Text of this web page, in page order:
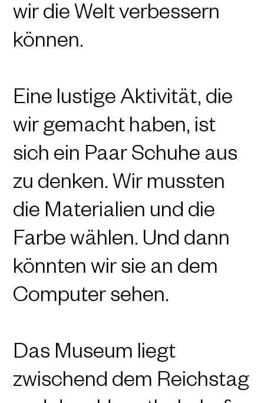
wir die Welt verbessern
können.
Eine lustige Aktivität, die
wir gemacht haben, ist
sich ein Paar Schuhe aus
zu denken. Wir mussten
die Materialien und die
Farbe wählen. Und dann
könnten wir sie an dem
Computer sehen.
Das Museum liegt
zwischend dem Reichstag